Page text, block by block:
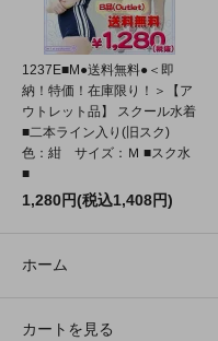
1237E■M●送料無料●＜即
納！特価！在庫限り！＞【ア
ウトレット品】 スクール水着
■二本ライン入り(旧スク)
色：紺 サイズ：Ｍ ■スク水
■
1,280円(税込1,408円)
ホーム
カートを見る